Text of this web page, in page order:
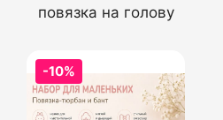
повязка на голову
-10%